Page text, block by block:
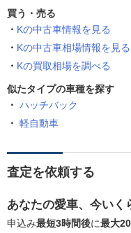
買う・売る
Kの中古車情報を見る
Kの中古車相場情報を見る
Kの買取相場を調べる
似たタイプの車種を探す
ハッチバック
軽自動車
査定を依頼する
あなたの愛車、今いく
申込み最短3時間後に最大